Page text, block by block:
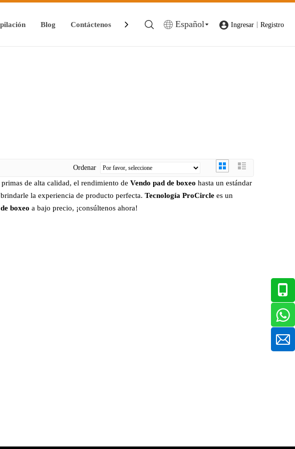
Blog Contáctenos Español Ingresar Registro
Ordenar
de alta calidad, el rendimiento de Vendo pad de boxeo hasta un estándar
la experiencia de producto perfecta. Tecnología ProCircle es un
boxeo a bajo precio, ¡consúltenos ahora!